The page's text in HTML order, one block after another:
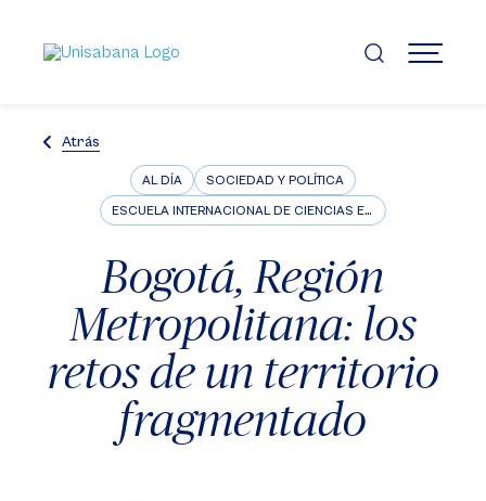
contenido
principal
MENÚ
Atrás
AL DÍA SOCIEDAD Y POLÍTICA
ESCUELA INTERNACIONAL DE CIENCIAS ECONÓMICAS Y ADMINISTRATIVAS
Bogotá, Región
Metropolitana: los
retos de un territorio
fragmentado